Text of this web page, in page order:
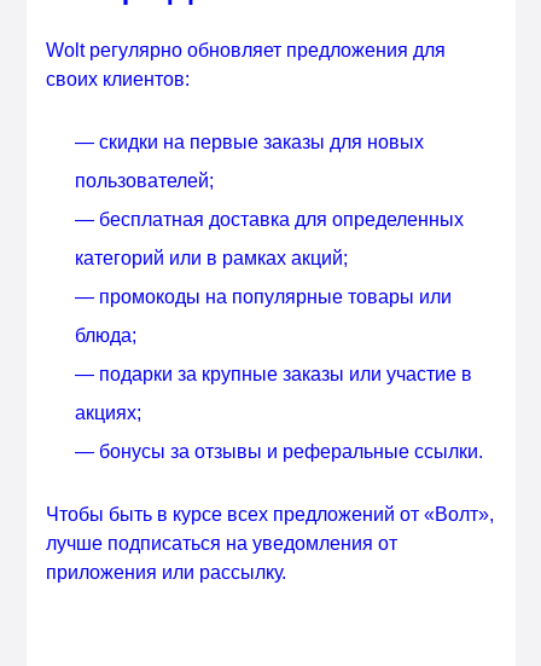
Wolt регулярно обновляет предложения для
своих клиентов:
— скидки на первые заказы для новых
пользователей;
— бесплатная доставка для определенных
категорий или в рамках акций;
— промокоды на популярные товары или
блюда;
— подарки за крупные заказы или участие в
акциях;
— бонусы за отзывы и реферальные ссылки.
Чтобы быть в курсе всех предложений от «Волт»,
лучше подписаться на уведомления от
приложения или рассылку.